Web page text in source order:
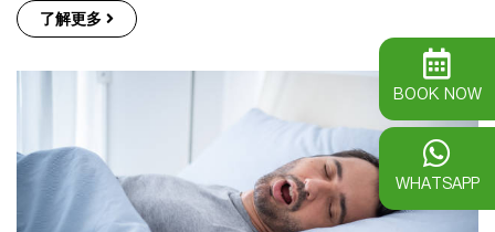
了解更多
BOOK NOW
WHATSAPP